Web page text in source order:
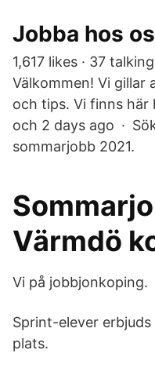
Jobba hos
1,617 likes · 37
Välkommen! Vi gillar
och tips. Vi finns här
och 2 days ago ·
sommarjobb 2021.
Värmdö
Vi på jobbjonkoping.
Sprint-elever
plats.